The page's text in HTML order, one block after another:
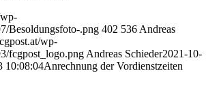
Besoldungsfoto-.png 402 536 Andreas
wp-
fcgpost_logo.png Andreas Schieder2021-10-
10:08:04Anrechnung der Vordienstzeiten